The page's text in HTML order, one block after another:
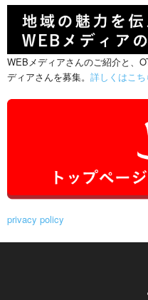
WEBメディアさんのご紹介と、
ディアさんを募集。 詳しくはこち
privacy policy